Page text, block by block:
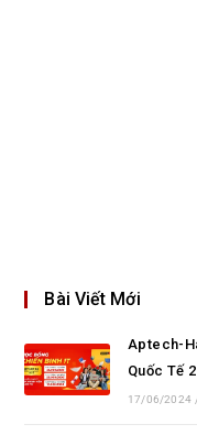
Bài Viết Mới
Aptech-
Quốc Tế
17/06/2024